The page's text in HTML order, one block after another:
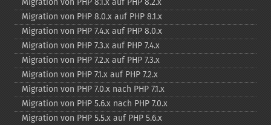
Migration von PHP 8.1.x auf PHP 8.2.x
Migration von PHP 8.0.x auf PHP 8.1.x
Migration von PHP 7.4.x auf PHP 8.0.x
Migration von PHP 7.3.x auf PHP 7.4.x
Migration von PHP 7.2.x auf PHP 7.3.x
Migration von PHP 7.1.x auf PHP 7.2.x
Migration von PHP 7.0.x nach PHP 7.1.x
Migration von PHP 5.6.x nach PHP 7.0.x
Migration von PHP 5.5.x auf PHP 5.6.x